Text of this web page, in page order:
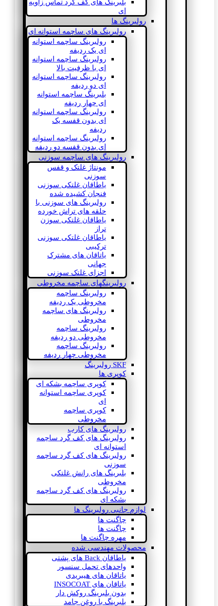
بلبرینگ های کف گرد تماس زاویه
ای
رولبرینگ ها
رولبرینگ های ساچمه استوانه ای
رولبرینگ ساچمه استوانه
ای یک ردیفه
رولبرینگ ساچمه استوانه
ای با ظرفیت بالا
رولبرینگ ساچمه استوانه
ای دو ردیفه
بلبرینگ ساچمه استوانه
ای چهار ردیفه
رولبرینگ ساچمه استوانه
ای بدون قفسه یک
ردیفه
رولبرینگ ساچمه استوانه
ای بدون قفسه دو ردیفه
رولبرینگ های ساچمه سوزنی
مونتاژ غلتک و قفس
سوزنی
یاطاقان غلتکی سوزنی
فنجان کشیده شده
رولبرینگ های سوزنی با
حلقه های تراش خورده
یاطاقان غلتکی سوزن
تراز
یاطاقان غلتکی سوزنی
ترکیبی
یاتاقان های مشترک
جهانی
اجزای غلتک سوزنی
رولبرینگهای ساچمه مخروطی
رولبرینگ ساچمه
مخروطی یک ردیفه
رولبرینگ های ساچمه
مخروطی
رولبرینگ ساچمه
مخروطی دو ردیفه
رولبرینگ ساچمه
مخروطی چهار ردیفه
SKF رولبرینگ
کوپری ها
کوپری ساچمه بشکه ای
کوپری ساچمه استوانه
ای
کوپری ساچمه
مخروطی
رولبرینگ های کارب
رولبرینگ های کف گرد ساچمه
استوانه ای
رولبرینگ های کف گرد ساچمه
سوزنی
بلبرینگ های رانش غلتکی
مخروطی
رولبرینگ های کف گرد ساچمه
بشکه ای
لوازم جانبی رولبرینگ ها
چاگنت ها
چاگنت ها
مهره چاگنت ها
محصولات مهندسی شده
یاطاقان Back های پشتی
واحدهای تحمل سنسور
یاتاقان های هیبریدی
یاتاقان های INSOCOAT
بدون بلبرینگ روکش دار
بلبرینگ با روغن جامد